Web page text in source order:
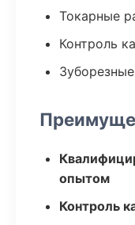
Токарные
Контроль
опытом
Контроль